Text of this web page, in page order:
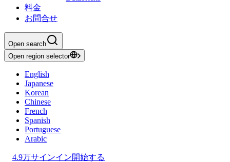
料金
お問合せ
Open search
Open region selector
English
Japanese
Korean
Chinese
French
Spanish
Portuguese
Arabic
4.9万サインイン開始する